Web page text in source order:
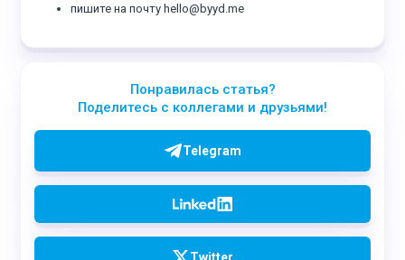
пишите на почту hello@byyd.me
Понравилась статья?
Поделитесь с коллегами и друзьями!
Telegram